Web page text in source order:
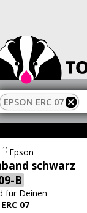
EPSON ERC 07
1) Epson
schwarz
B
für Deinen
07